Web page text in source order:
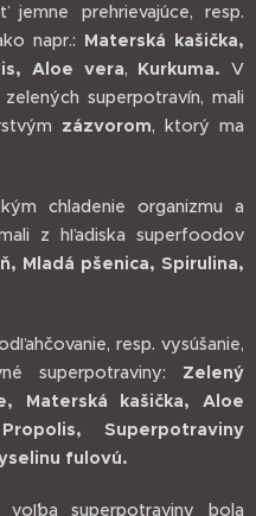
jemne prehrievajúce, resp.
napr.: Materská kašička,
Aloe vera, Kurkuma. V
superpotravín, mali
zázvorom, ktorý ma
chladenie organizmu a
z hľadiska superfoodov
Mladá pšenica, Spirulina,
resp. vysúšanie,
superpotraviny: Zelený
Materská kašička, Aloe
Superpotraviny
fulovú.
superpotraviny bola